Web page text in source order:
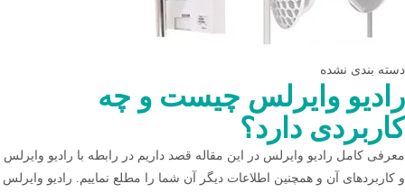
دسته بندی نشده
رادیو وایرلس چیست و چه
کاربردی دارد؟
معرفی کامل رادیو وایرلس در این مقاله قصد داریم در رابطه با رادیو وایرلس
و کاربردهای آن و همچنین اطلاعات دیگر آن شما را مطلع نماییم. رادیو وایرلس